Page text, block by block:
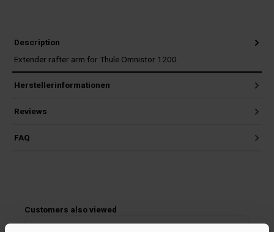
Description
Extender rafter arm for Thule Omnistor 1200.
Herstellerinformationen
Reviews
FAQ
Skip product gallery
Customers also viewed